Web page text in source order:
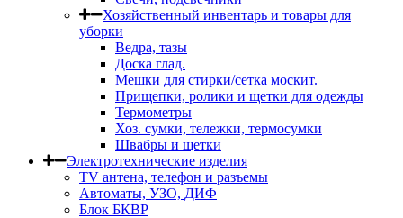
Хозяйственный инвентарь и товары для
уборки
Ведра, тазы
Доска глад.
Мешки для стирки/сетка москит.
Прищепки, ролики и щетки для одежды
Термометры
Хоз. сумки, тележки, термосумки
Швабры и щетки
Электротехнические изделия
TV aнтена, телефон и разъемы
Автоматы, УЗО, ДИФ
Блок БКВР